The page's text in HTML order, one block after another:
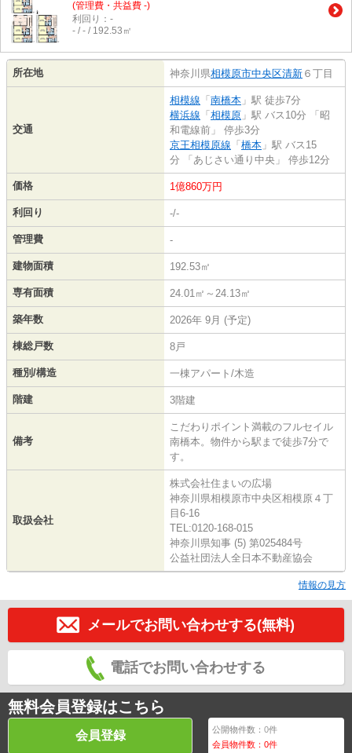
(管理費・共益費 -)
利回り：-
- / - / 192.53㎡
所在地 神奈川県相模原市中央区清新 ６丁目
交通
相模線 「 南橋本 」駅 徒歩7分
横浜線 「 相模原 」駅 バス10分 「昭
和電線前」 停歩3分
京王相模原線 「 橋本 」駅 バス15
分 「あじさい通り中央」 停歩12分
価格 1億860万円
利回り -/-
管理費 -
建物面積 192.53㎡
専有面積 24.01㎡～24.13㎡
築年数 2026年 9月 (予定)
棟総戸数 8戸
種別/構造 一棟アパート/木造
階建 3階建
備考
こだわりポイント満載のフルセイル
南橋本。物件から駅まで徒歩7分で
す。
取扱会社
株式会社住まいの広場
神奈川県相模原市中央区相模原４丁
目6-16
TEL:0120-168-015
神奈川県知事 (5) 第025484号
公益社団法人全日本不動産協会
情報の見方
メールでお問い合わせする(無料)
電話でお問い合わせする
無料会員登録はこちら
会員登録 公開物件数：0件
会員物件数：0件